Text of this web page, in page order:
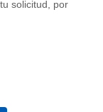
solicitud, por